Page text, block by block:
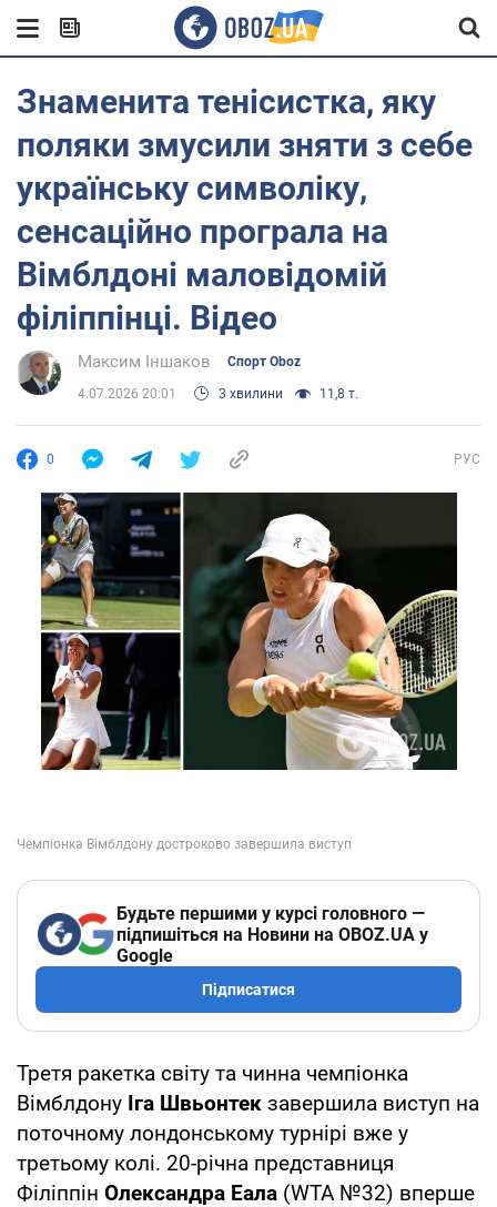
Знаменита тенісистка, яку
поляки змусили зняти з себе
українську символіку,
сенсаційно програла на
Вімблдоні маловідомій
філіппінці. Відео
Максим Іншаков Спорт Oboz
4.07.2026 20:01 3 хвилини 11,8 т.
0 РУС
Будьте першими у курсі головного —
підпишіться на Новини на OBOZ.UA у
Google
Підписатися
Третя ракетка світу та чинна чемпіонка
Вімблдону Іга Швьонтек завершила виступ на
поточному лондонському турнірі вже у
третьому колі. 20-річна представниця
Філіппін Олександра Еала (WTA №32) вперше